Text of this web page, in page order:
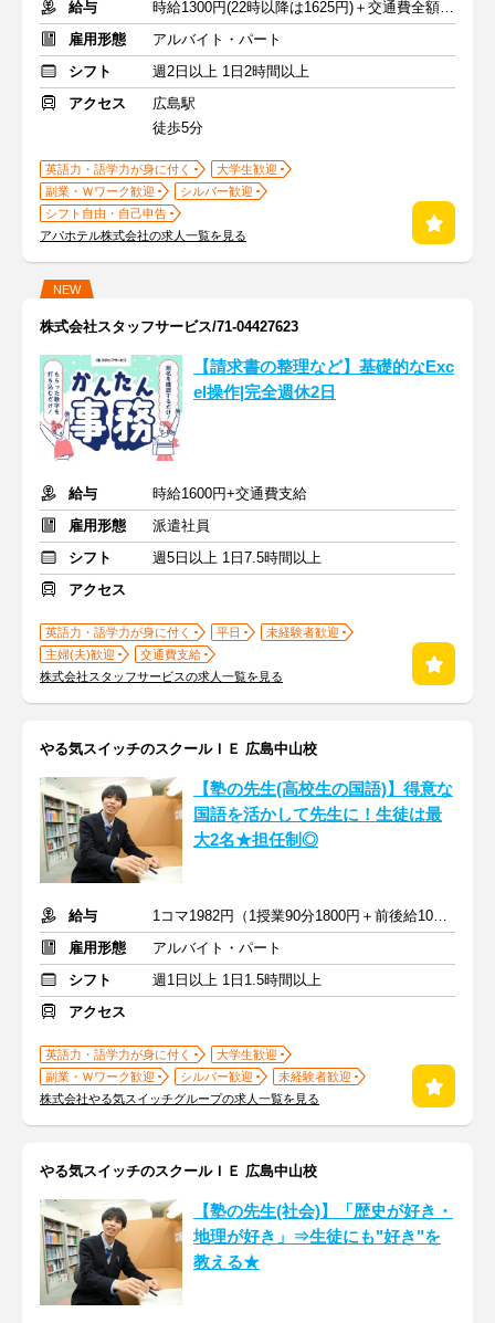
給与
時給1300円(22時以降は1625円)＋交通費全額支給
雇用形態
アルバイト・パート
シフト
週2日以上 1日2時間以上
アクセス
広島駅
徒歩5分
英語力・語学力が身に付く
大学生歓迎
副業・Ｗワーク歓迎
シルバー歓迎
シフト自由・自己申告
アパホテル株式会社の求人一覧を見る
NEW
株式会社スタッフサービス/71-04427623
【請求書の整理など】基礎的なExc
el操作|完全週休2日
給与
時給1600円+交通費支給
雇用形態
派遣社員
シフト
週5日以上 1日7.5時間以上
アクセス
英語力・語学力が身に付く 平日
未経験者歓迎
主婦(夫)歓迎
交通費支給
株式会社スタッフサービスの求人一覧を見る
やる気スイッチのスクールＩＥ 広島中山校
【塾の先生(高校生の国語)】得意な
国語を活かして先生に！生徒は最
大2名★担任制◎
給与
1コマ1982円（1授業90分1800円＋前後給10分182円）
雇用形態
アルバイト・パート
シフト
週1日以上 1日1.5時間以上
アクセス
英語力・語学力が身に付く
大学生歓迎
副業・Ｗワーク歓迎
シルバー歓迎
未経験者歓迎
株式会社やる気スイッチグループの求人一覧を見る
やる気スイッチのスクールＩＥ 広島中山校
【塾の先生(社会)】「歴史が好き・
地理が好き」⇒生徒にも"好き"を
教える★